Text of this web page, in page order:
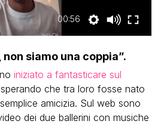
00:56
siamo una coppia”.
iniziato a fantasticare sul
che tra loro fosse nato
amicizia. Sul web sono
dei due ballerini con musiche